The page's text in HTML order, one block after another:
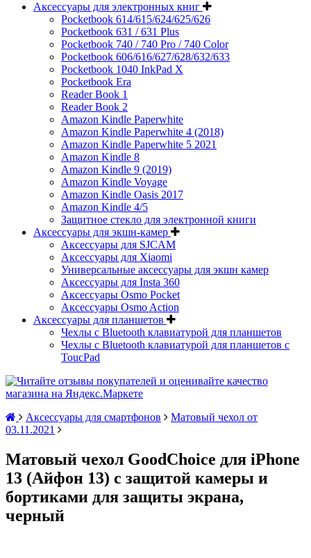
Аксессуары для электронных книг
Pocketbook 614/615/624/625/626
Pocketbook 631 / 631 Plus
Pocketbook 740 / 740 Pro / 740 Color
Pocketbook 606/616/627/628/632/633
Pocketbook 1040 InkPad X
Pocketbook Era
Reader Book 1
Reader Book 2
Amazon Kindle Paperwhite
Amazon Kindle Paperwhite 4 (2018)
Amazon Kindle Paperwhite 5 2021
Amazon Kindle 8
Amazon Kindle 9 (2019)
Amazon Kindle Voyage
Amazon Kindle Oasis 2017
Amazon Kindle 4/5
Защитное стекло для электронной книги
Аксессуары для экшн-камер
Аксессуары для SJCAM
Аксессуары для Xiaomi
Универсальные аксессуары для экшн камер
Аксессуары для Insta 360
Аксессуары Osmo Pocket
Аксессуары Osmo Action
Аксессуары для планшетов
Чехлы с Bluetooth клавиатурой для планшетов
Чехлы с Bluetooth клавиатурой для планшетов с
ToucPad
Аксессуары для смартфонов
Матовый чехол от
03.11.2021
Матовый чехол GoodChoice для iPhone
13 (Айфон 13) с защитой камеры и
бортиками для защиты экрана,
черный